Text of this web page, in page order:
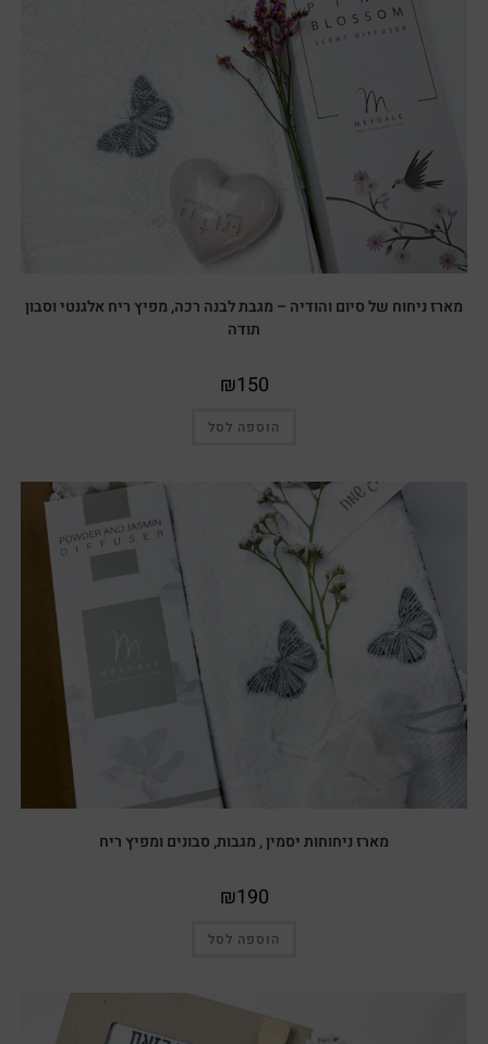
מארז ניחוח של סיום והודיה – מגבת לבנה רכה, מפיץ ריח אלגנטי וסבון
תודה
₪150
הוספה לסל
מארז ניחוחות יסמין , מגבות, סבונים ומפיץ ריח
₪190
הוספה לסל